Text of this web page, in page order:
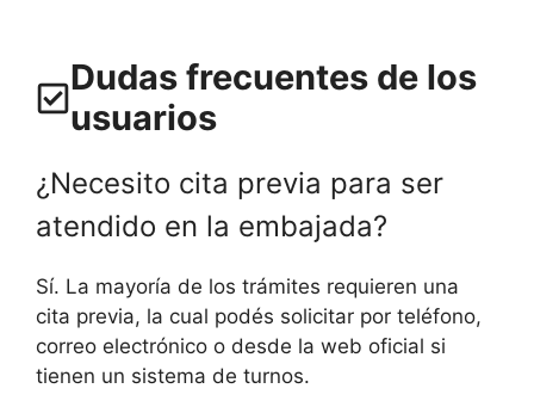
Dudas frecuentes de los
usuarios
¿Necesito cita previa para ser
atendido en la embajada?
Sí. La mayoría de los trámites requieren una
cita previa, la cual podés solicitar por teléfono,
correo electrónico o desde la web oficial si
tienen un sistema de turnos.